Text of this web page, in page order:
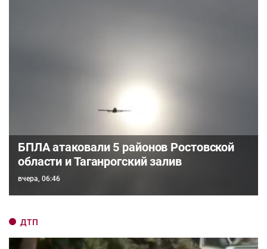
БПЛА атаковали 5 районов Ростовской
области и Таганрогский залив
вчера, 06:46
ДТП